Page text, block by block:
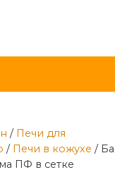
/ Печи для
/ Печи в кожухе /
ПФ в сетке